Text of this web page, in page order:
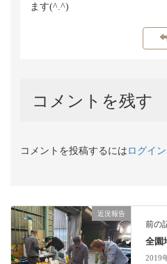
ます(^.^)
コメントを残す
コメントを投稿するには ログイン
近況報告
前の
全園
2019